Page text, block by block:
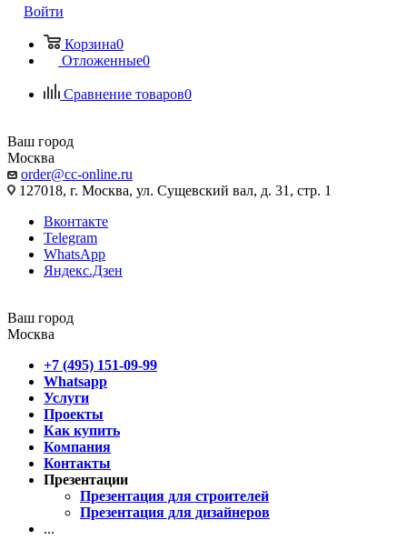
Войти
Корзина0
Отложенные0
Сравнение товаров0
Ваш город
Москва
order@cc-online.ru
127018, г. Москва, ул. Сущевский вал, д. 31, стр. 1
Вконтакте
Telegram
WhatsApp
Яндекс.Дзен
Ваш город
Москва
+7 (495) 151-09-99
Whatsapp
Услуги
Проекты
Как купить
Компания
Контакты
Презентации
Презентация для строителей
Презентация для дизайнеров
...